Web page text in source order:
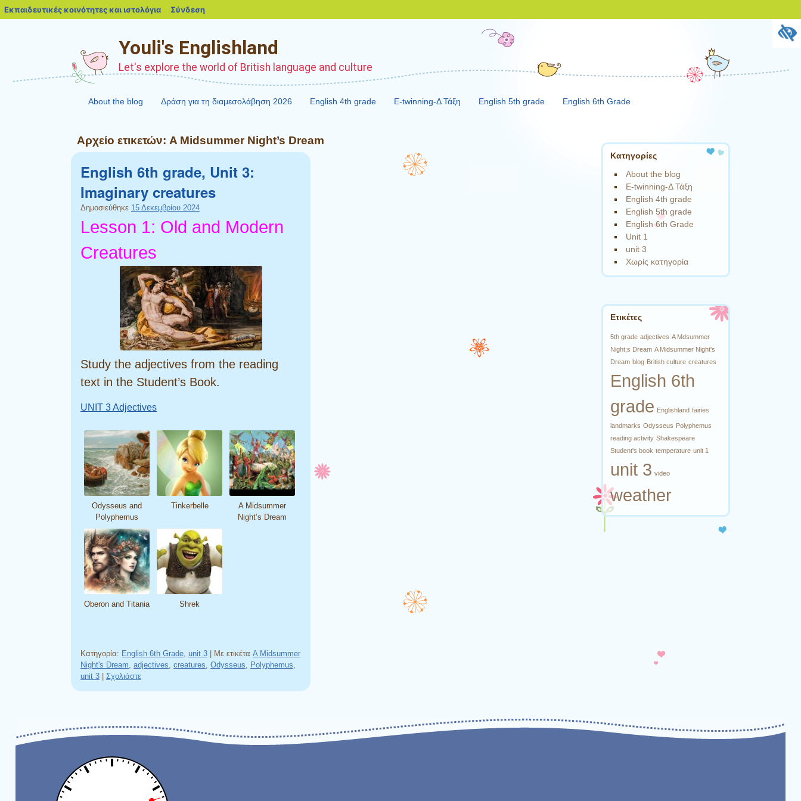
Youli's Englishland
Let's explore the world of British language and culture
About the blog Δράση για τη διαμεσολάβηση 2026 English 4th grade E-twinning-Δ Τάξη English 5th grade English 6th Grade
Αρχείο ετικετών: A Midsummer Night’s Dream
English 6th grade, Unit 3:
Imaginary creatures
Δημοσιεύθηκε 15 Δεκεμβρίου 2024
Lesson 1: Old and Modern
Creatures
Study the adjectives from the reading
text in the Student’s Book.
UNIT 3 Adjectives
Odysseus and
Polyphemus
Tinkerbelle
A Midsummer
Night’s Dream
Oberon and Titania Shrek
Κατηγορία: English 6th Grade unit 3 | Με ετικέτα A Midsummer
Night's Dream adjectives creatures Odysseus Polyphemus
unit 3 | Σχολιάστε
Πλοήγηση άρθρων
Kατηγορίες
About the blog
E-twinning-Δ Τάξη
English 4th grade
English 5th grade
English 6th Grade
Unit 1
unit 3
Χωρίς κατηγορία
Ετικέτες
5th grade adjectives A Mdsummer
Night;s Dream A Midsummer Night's
Dream blog British culture creatures
English 6th
grade Englishland fairies
landmarks Odysseus Polyphemus
reading activity Shakespeare
Student's book temperature unit 1
unit 3 video
weather
Εκπαιδευτικές κοινότητες και ιστολόγια blogs.sch.gr
Σύνδεση